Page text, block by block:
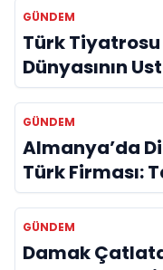
GÜNDEM
Türk
Dünyasının
Hayatını
GÜNDEM
Almanya’da
Türk Firması:
GÜNDEM
Damak